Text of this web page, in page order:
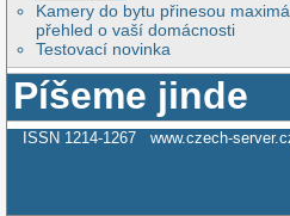
Kamery do bytu přinesou
přehled o vaší domácnosti
Testovací novinka
Píšeme jinde
ISSN 1214-1267 www.czech-